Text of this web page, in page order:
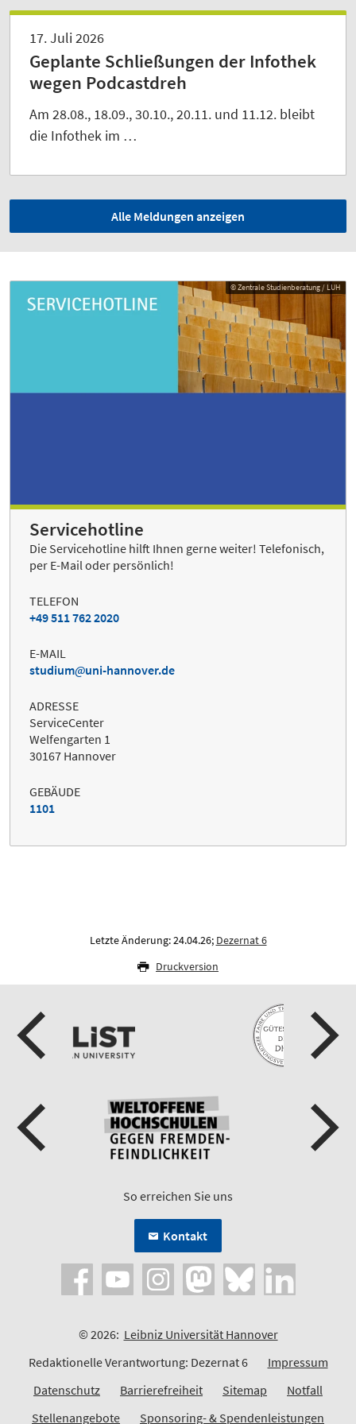
17. Juli 2026
Geplante Schließungen der Infothek
wegen Podcastdreh
Am 28.08., 18.09., 30.10., 20.11. und 11.12. bleibt
die Infothek im …
Alle Meldungen anzeigen
© Zentrale Studienberatung / LUH
Servicehotline
Die Servicehotline hilft Ihnen gerne weiter! Telefonisch,
per E-Mail oder persönlich!
TELEFON
+49 511 762 2020
E-MAIL
studium
uni-hannover.de
ADRESSE
ServiceCenter
Welfengarten 1
30167 Hannover
GEBÄUDE
1101
Letzte Änderung: 24.04.26; Dezernat 6
Druckversion
So erreichen Sie uns
Kontakt
© 2026: Leibniz Universität Hannover
Redaktionelle Verantwortung: Dezernat 6
Impressum
Datenschutz
Barrierefreiheit Sitemap
Notfall
Stellenangebote
Sponsoring- & Spendenleistungen